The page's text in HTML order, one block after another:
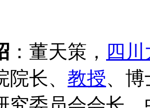
：董天策， 四
长、 教授、